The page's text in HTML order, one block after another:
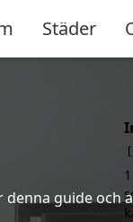
Städer
guide och
1